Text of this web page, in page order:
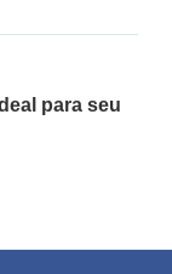
para seu